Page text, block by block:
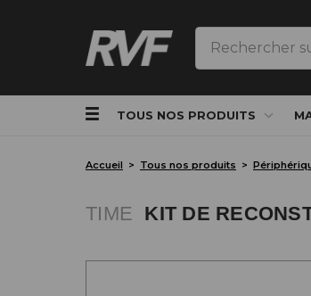
TOUS NOS PRODUITS
Accueil Tous nos produits
TIME KIT DE